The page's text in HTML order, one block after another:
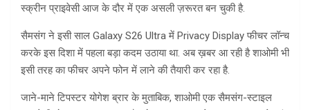
स्क्रीन प्राइवेसी आज के दौर में एक असली ज़रूरत बन चुकी है.
सैमसंग ने इसी साल Galaxy S26 Ultra में Privacy Display फीचर लॉन्च
करके इस दिशा में पहला बड़ा कदम उठाया था. अब ख़बर आ रही है शाओमी भी
इसी तरह का फीचर अपने फोन में लाने की तैयारी कर रहा है.
जाने-माने टिपस्टर योगेश ब्रार के मुताबिक, शाओमी एक सैमसंग-स्टाइल